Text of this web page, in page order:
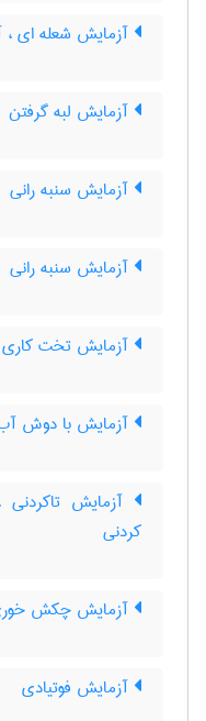
آزمایش شعله ای
آزمایش لبه گرفتن
آزمایش سنبه رانی
آزمایش سنبه رانی
آزمایش تخت کاری
آزمایش با دوش
آزمایش
کردنی
آزمایش چکش
آزمایش فوتیادی